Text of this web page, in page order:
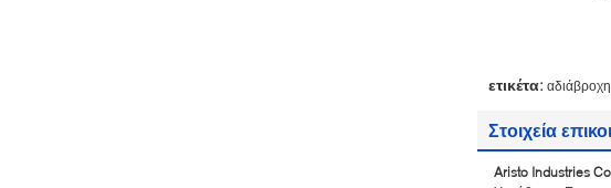
ετικέτα:
Στοιχεία
Aristo Industries